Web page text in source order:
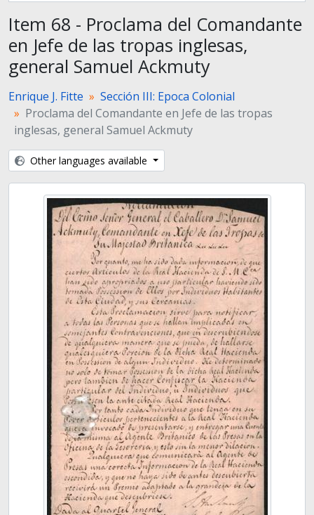
Item 68 - Proclama del Comandante
en Jefe de las tropas inglesas,
general Samuel Ackmuty
Enrique J. Fitte
Sección III: Epoca Colonial
Proclama del Comandante en Jefe de las tropas
inglesas, general Samuel Ackmuty
Other languages available